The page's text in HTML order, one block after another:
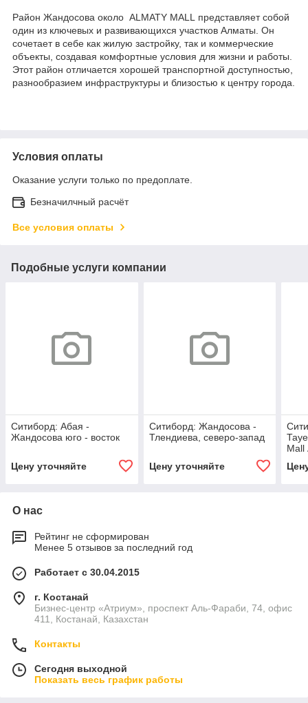
Район Жандосова около ALMATY MALL представляет собой
один из ключевых и развивающихся участков Алматы. Он
сочетает в себе как жилую застройку, так и коммерческие
объекты, создавая комфортные условия для жизни и работы.
Этот район отличается хорошей транспортной доступностью,
разнообразием инфраструктуры и близостью к центру города.
Условия оплаты
Оказание услуги только по предоплате.
Безначилчный расчёт
Все условия оплаты
Подобные услуги компании
Ситиборд: Абая -
Жандосова юго - восток
Цену уточняйте
Ситиборд: Жандосова -
Тлендиева, северо-запад
Цену уточняйте
Mall
О нас
Рейтинг не сформирован
Менее 5 отзывов за последний год
Работает с 30.04.2015
г. Костанай
Бизнес-центр «Атриум», проспект Аль-Фараби, 74, офис
411, Костанай, Казахстан
Контакты
Сегодня выходной
Показать весь график работы